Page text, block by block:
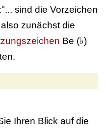
sind die Vorzeichen
zunächst die
Be (♭)
Ihren Blick auf die